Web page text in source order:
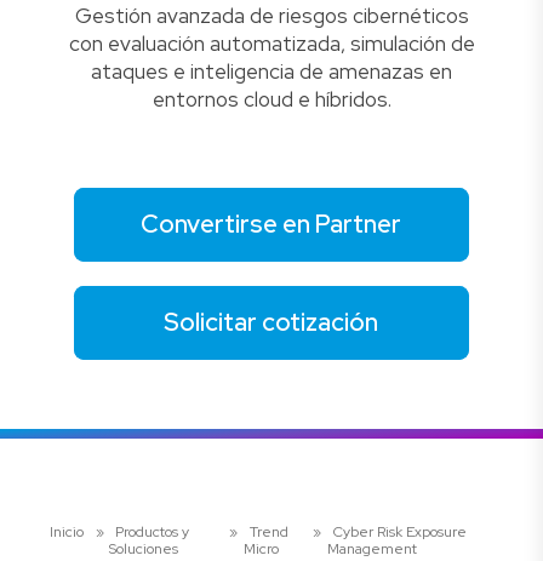
Gestión avanzada de riesgos cibernéticos
con evaluación automatizada, simulación de
ataques e inteligencia de amenazas en
entornos cloud e híbridos.
Convertirse en Partner
Solicitar cotización
Inicio »
Productos y
Soluciones
»
Trend
Micro
»
Cyber Risk Exposure
Management